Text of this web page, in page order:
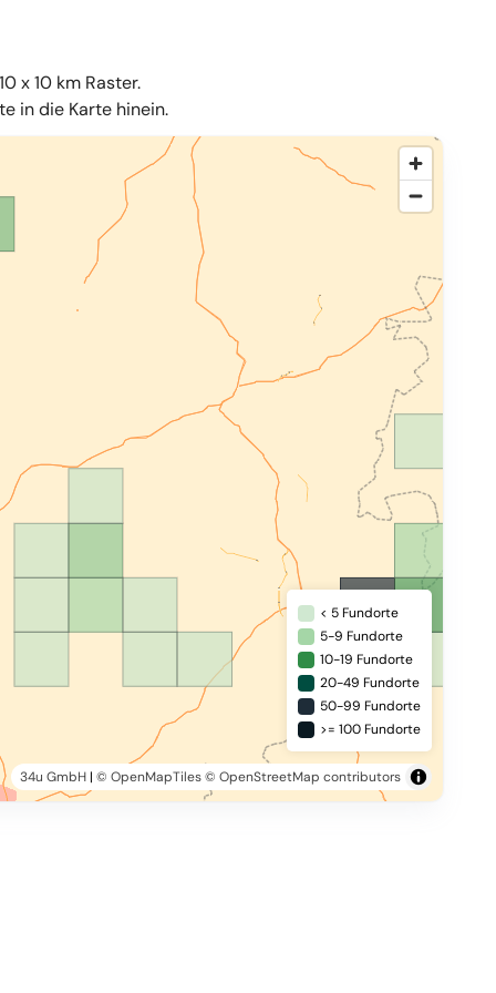
x 10 km Raster.
in die Karte hinein.
34u GmbH| © OpenMapTiles© OpenStreetMap contributors
< 5 Fundorte
5-9 Fundorte
10-19 Fundorte
20-49 Fundorte
50-99 Fundorte
>= 100 Fundorte